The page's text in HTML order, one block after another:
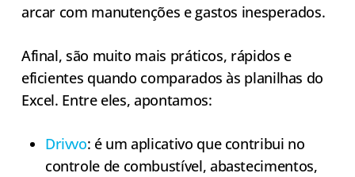
arcar com manutenções e gastos inesperados.
Afinal, são muito mais práticos, rápidos e
eficientes quando comparados às planilhas do
Excel. Entre eles, apontamos:
Drivvo: é um aplicativo que contribui no
controle de combustível, abastecimentos,